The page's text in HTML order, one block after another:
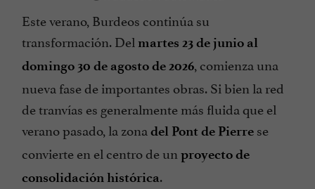
Este verano, Burdeos continúa su
transformación. Del martes 23 de junio al
domingo 30 de agosto de 2026, comienza una
nueva fase de importantes obras. Si bien la red
de tranvías es generalmente más fluida que el
verano pasado, la zona del Pont de Pierre se
convierte en el centro de un proyecto de
consolidación histórica.